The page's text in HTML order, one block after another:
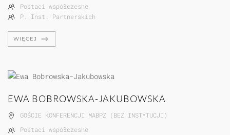
Postaci współczesne
P. Inst. Partnerskich
WIĘCEJ
EWA BOBROWSKA-JAKUBOWSKA
GOŚCIE KONFERENCJI MABPZ (BEZ INSTYTUCJI)
Postaci współczesne